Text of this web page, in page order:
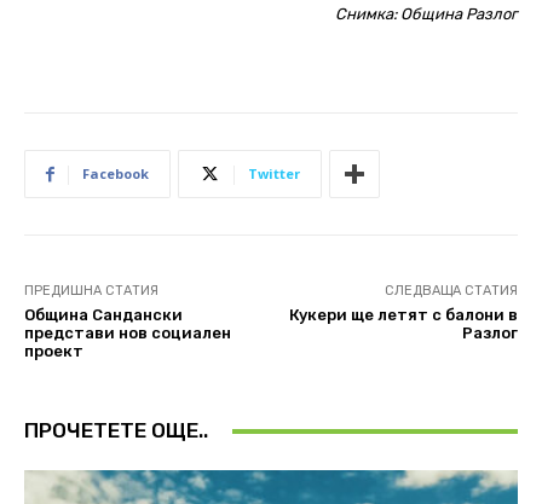
Снимка: Община Разлог
Facebook Twitter
ПРЕДИШНА СТАТИЯ
Община Сандански
представи нов социален
проект
СЛЕДВАЩА СТАТИЯ
Кукери ще летят с балони в
Разлог
ПРОЧЕТЕТЕ ОЩЕ..